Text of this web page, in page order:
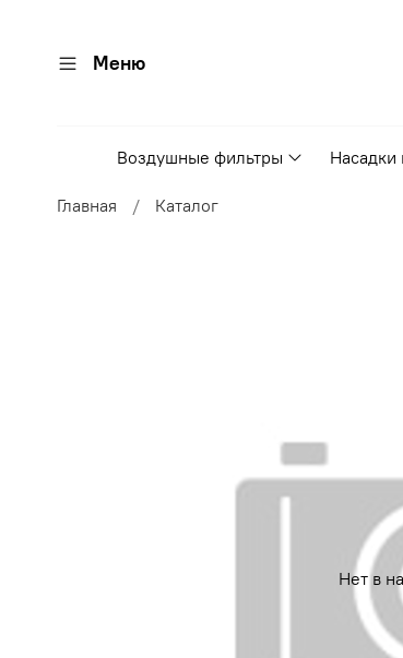
Меню
Воздушные фильтры Насадки
Главная Каталог
Нет в